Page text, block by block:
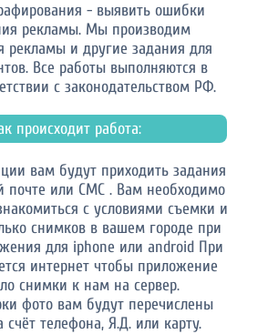
- выявить ошибки
рекламы. Мы производим
рекламы и другие задания для
Все работы выполняются в
с законодательством РФ.
происходит работа:
вам будут приходить задания
почте или СМС . Вам необходимо
с условиями съемки и
снимков в вашем городе при
для iphone или android При
интернет чтобы приложение
снимки к нам на сервер.
фото вам будут перечислены
счёт телефона, Я.Д. или карту.